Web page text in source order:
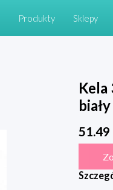
Produkty Sklepy
Kela
51.49